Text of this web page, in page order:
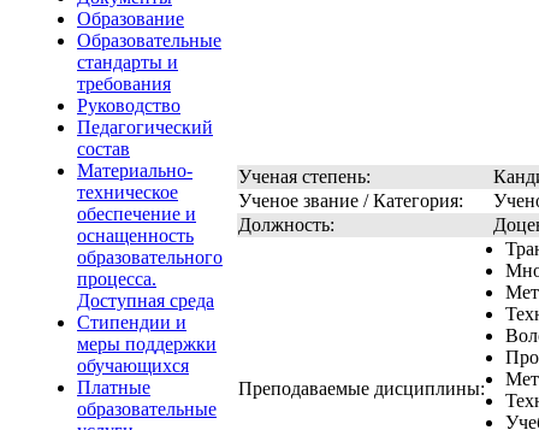
Образование
Образовательные
стандарты и
требования
Руководство
Педагогический
состав
Материально-
техническое
обеспечение и
оснащенность
образовательного
процесса.
Доступная среда
Стипендии и
меры поддержки
обучающихся
Платные
образовательные
Ученая степень:
Ученое звание / Категория:
Должность:
Преподаваемые дисциплины: